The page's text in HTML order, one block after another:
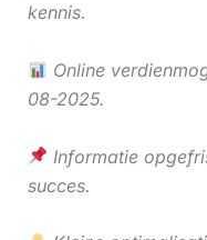
kennis.
Online
08-2025.
Informatie
succes.